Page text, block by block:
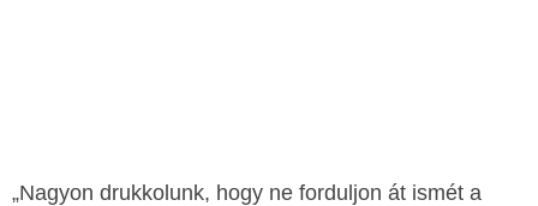
„Nagyon drukkolunk, hogy ne forduljon át ismét a